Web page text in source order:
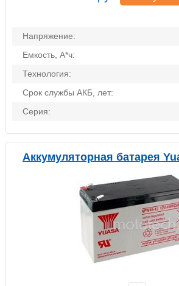
Напряжение:
Емкость, А*ч:
Технология:
Срок службы АКБ, лет:
Серия:
Аккумуляторная батарея